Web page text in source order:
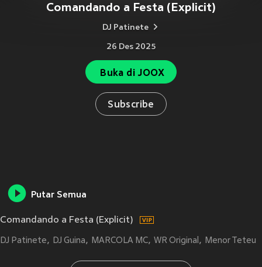
Comandando a Festa (Explicit)
DJ Patinete
26 Des 2025
Buka di JOOX
Subscribe
Putar Semua
Comandando a Festa (Explicit)
DJ Patinete DJ Guina MARCOLA MC WR Original Menor Teteu